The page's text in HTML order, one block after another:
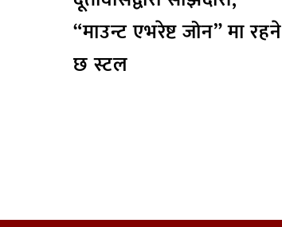
“माउन्ट एभरेष्ट जोन” मा रहने
छ स्टल